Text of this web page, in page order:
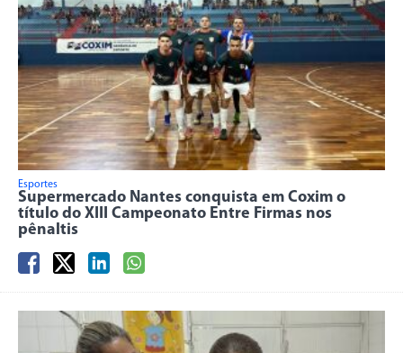
Esportes
Supermercado Nantes conquista em Coxim o
título do XIII Campeonato Entre Firmas nos
pênaltis